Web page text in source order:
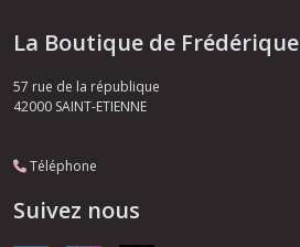
La Boutique de Frédérique
57 rue de la république
42000 SAINT-ETIENNE
Téléphone
Suivez nous